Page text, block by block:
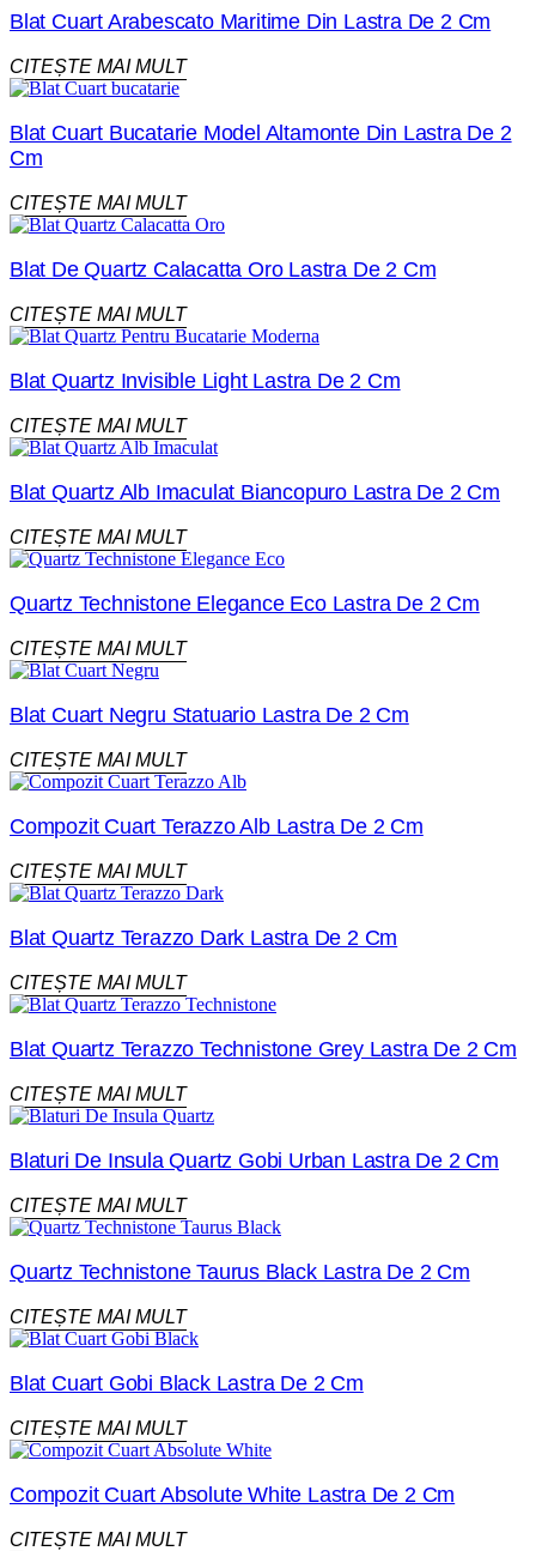
Blat Cuart Arabescato Maritime Din Lastra De 2 Cm
CITEȘTE MAI MULT
Blat Cuart Bucatarie Model Altamonte Din Lastra De 2
Cm
CITEȘTE MAI MULT
Blat De Quartz Calacatta Oro Lastra De 2 Cm
CITEȘTE MAI MULT
Blat Quartz Invisible Light Lastra De 2 Cm
CITEȘTE MAI MULT
Blat Quartz Alb Imaculat Biancopuro Lastra De 2 Cm
CITEȘTE MAI MULT
Quartz Technistone Elegance Eco Lastra De 2 Cm
CITEȘTE MAI MULT
Blat Cuart Negru Statuario Lastra De 2 Cm
CITEȘTE MAI MULT
Compozit Cuart Terazzo Alb Lastra De 2 Cm
CITEȘTE MAI MULT
Blat Quartz Terazzo Dark Lastra De 2 Cm
CITEȘTE MAI MULT
Blat Quartz Terazzo Technistone Grey Lastra De 2 Cm
CITEȘTE MAI MULT
Blaturi De Insula Quartz Gobi Urban Lastra De 2 Cm
CITEȘTE MAI MULT
Quartz Technistone Taurus Black Lastra De 2 Cm
CITEȘTE MAI MULT
Blat Cuart Gobi Black Lastra De 2 Cm
CITEȘTE MAI MULT
Compozit Cuart Absolute White Lastra De 2 Cm
CITEȘTE MAI MULT